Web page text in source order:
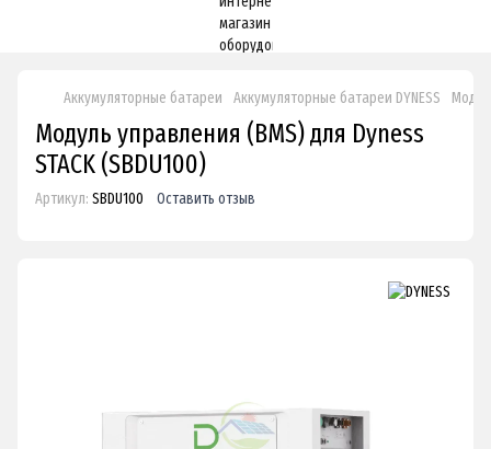
Аккумуляторные батареи Аккумуляторные батареи DYNESS
Модуль управления (BMS) для Dyness
STACK (SBDU100)
Артикул: SBDU100 Оставить отзыв